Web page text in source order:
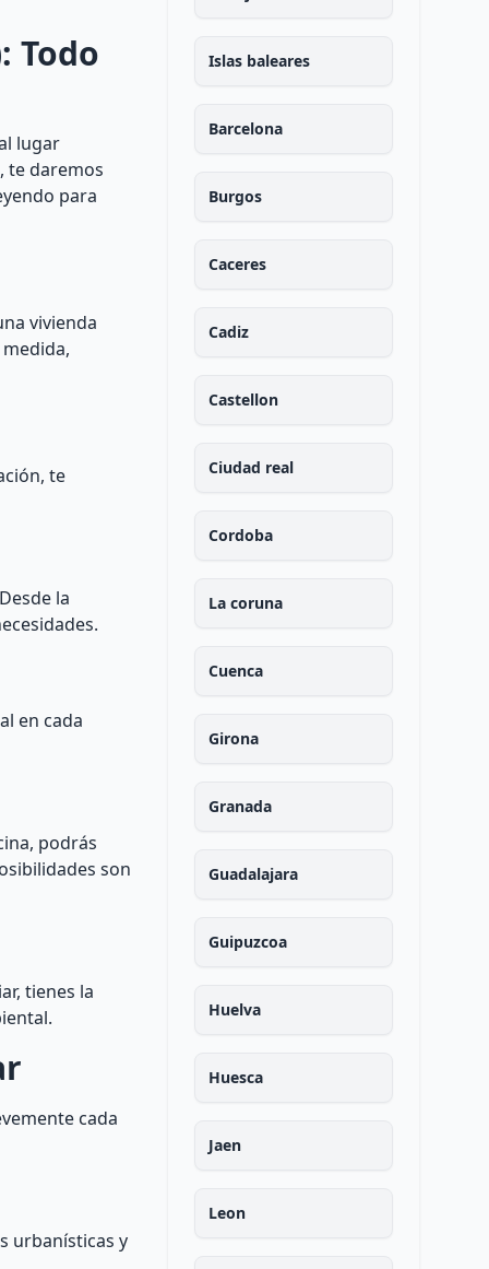
Todo
lugar
te daremos
para
vivienda
te
la
en cada
podrás
son
tienes la
cada
urbanísticas y
Islas baleares
Barcelona
Burgos
Caceres
Cadiz
Castellon
Ciudad real
Cordoba
La coruna
Cuenca
Girona
Granada
Guadalajara
Guipuzcoa
Huelva
Huesca
Jaen
Leon